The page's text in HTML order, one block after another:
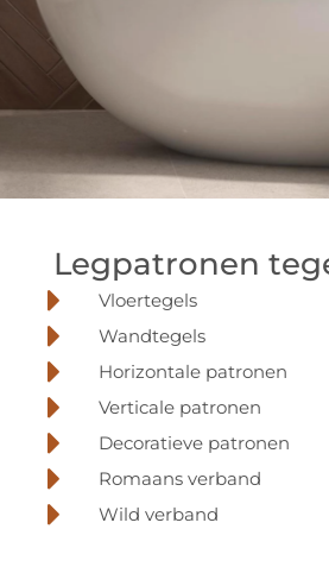
tegels
perfectie zit
afwerking
Legpatronen
Vloertegels
Wandtegels
Horizontale patronen
Verticale patronen
Decoratieve patronen
Romaans verband
Wild verband